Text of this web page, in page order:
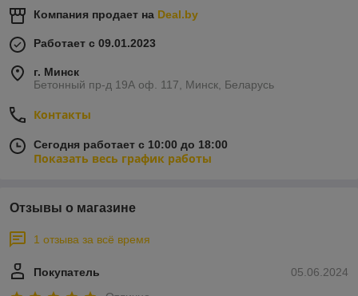
труднодоступным местам при выполнении строительных,
монтажных и ремонтных работ. Эти разборные конструкции,
часто изготовленные из металла или алюминия,
устанавливаются на ровной поверхности и могут достигать
значительных высот.
Компания продает на Deal.by
Работает с 09.01.2023
г. Минск
Бетонный пр-д 19А оф. 117, Минск, Беларусь
Контакты
Сегодня работает с 10:00 до 18:00
Показать весь график работы
Отзывы о магазине
1 отзыва за всё время
05.06.2024
Покупатель